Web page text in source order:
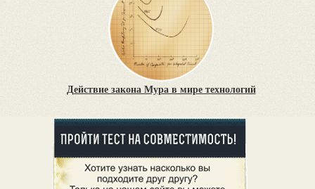
Действие закона Мура в мире технологий